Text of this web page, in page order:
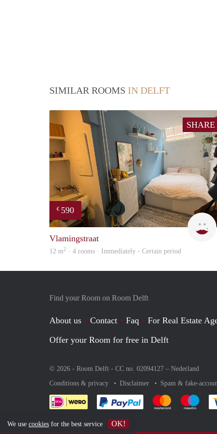
SIMILAR ROOMS IN DELFT
SHARE
€ 590
Vlamingstraat
12 m2 · 4 rooms · Immediately - Certain period
Find your Room on Room Delft
About us Contact Faq
For Real Estate
Offer your Room for free in Delft
© 2026 - Room Delft - CC no. 02094127 – Nederland
Conditions & privacy
Disclaimer Spam & fake-
Pay easily with :payment
Pay easily with
Pay
We use cookies for the best service OK!